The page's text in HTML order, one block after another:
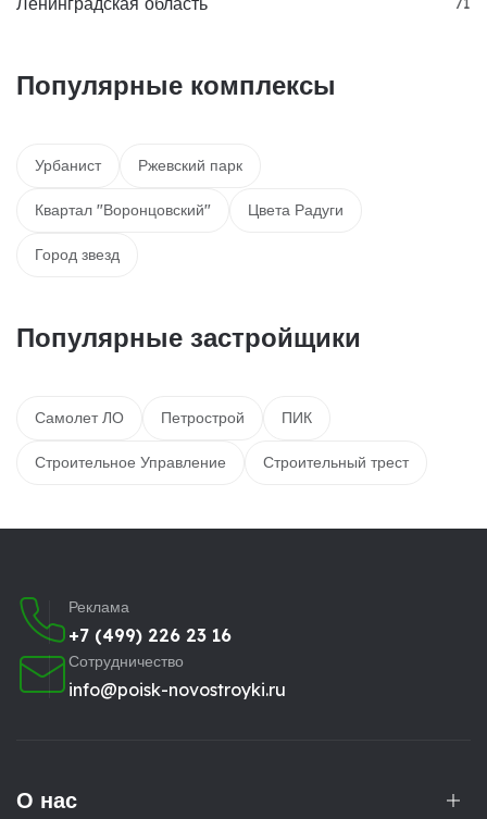
Популярные комплексы
Урбанист Ржевский парк
Квартал "Воронцовский" Цвета Радуги
Город звезд
Популярные застройщики
Самолет ЛО Петрострой ПИК
Строительное Управление Строительный трест
Реклама
+7 (499) 226 23 16
Сотрудничество
info@poisk-novostroyki.ru
О нас